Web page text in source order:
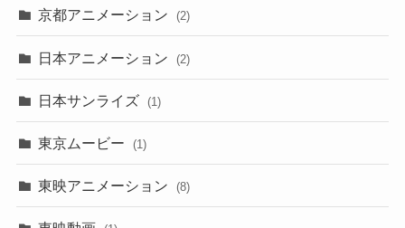
京都アニメーション (2)
日本アニメーション (2)
日本サンライズ (1)
東京ムービー (1)
東映アニメーション (8)